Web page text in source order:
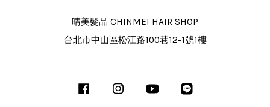
晴美髮品 CHINMEI HAIR SHOP
台北市中山區松江路100巷12-1號1樓
Facebook InstagramYouTube